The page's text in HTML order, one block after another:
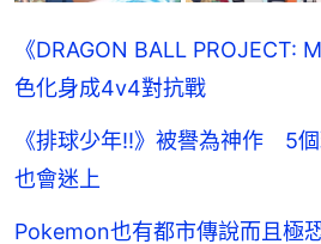
《DRAGON BALL
色化身成4v4對抗戰
《排球少年!!》被譽為神作 5
也會迷上
Pokemon也有都市傳說而且極